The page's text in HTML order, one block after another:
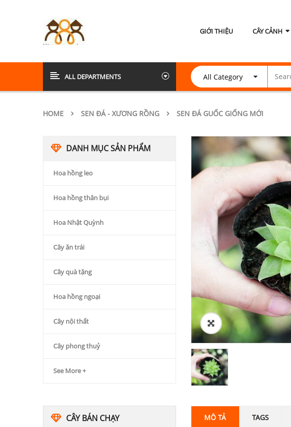
GIỚI THIỆU CÂY CẢNH
ALL DEPARTMENTS
HOME SEN ĐÁ - XƯƠNG RỒNG SEN ĐÁ GUỐC GIỐNG MỚI
DANH MỤC SẢN PHẨM
Hoa hồng leo
Hoa hồng thân bụi
Hoa Nhật Quỳnh
Cây ăn trái
Cây quà tặng
Hoa hồng ngoại
Cây nội thất
Cây phong thuỷ
See More +
CÂY BÁN CHẠY MÔ TẢ TAGS